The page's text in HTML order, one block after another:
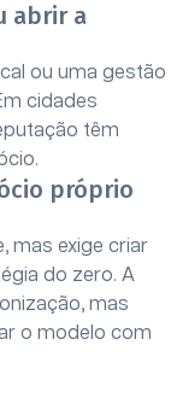
abrir a
ou uma gestão
cidades
têm
próprio
mas exige criar
do zero. A
mas
o modelo com